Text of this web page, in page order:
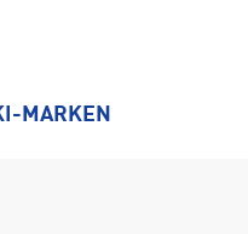
MARKEN